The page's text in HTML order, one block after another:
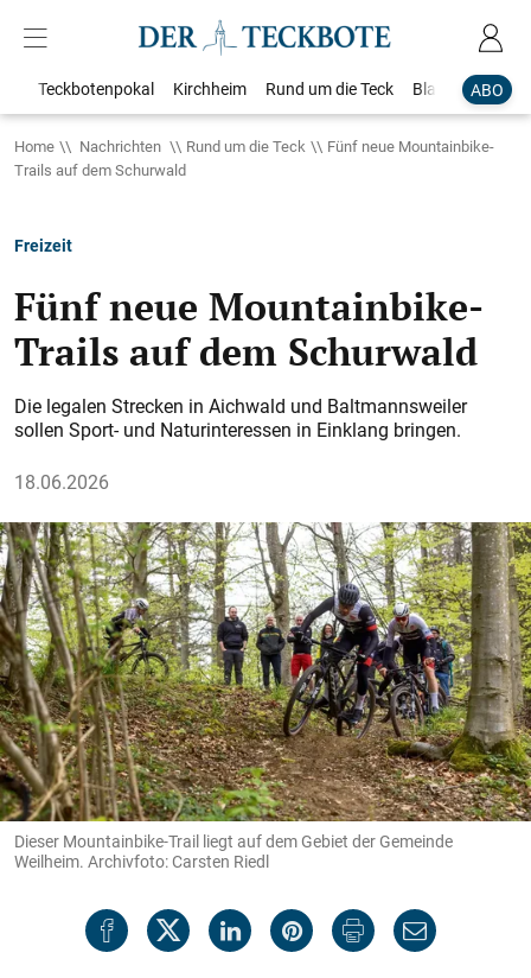
ABO
Teckbotenpokal Kirchheim Rund um die Teck Blaulicht
Home Nachrichten Rund um die Teck
Fünf neue Mountainbike-
Trails auf dem Schurwald
Freizeit
Fünf neue Mountainbike-
Trails auf dem Schurwald
Die legalen Strecken in Aichwald und Baltmannsweiler
sollen Sport- und Naturinteressen in Einklang bringen.
18.06.2026
Dieser Mountainbike-Trail liegt auf dem Gebiet der Gemeinde
Weilheim. Archivfoto: Carsten Riedl